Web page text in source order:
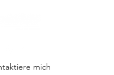
mich